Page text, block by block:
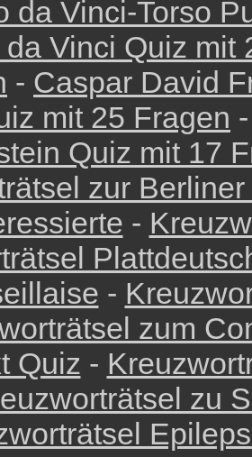
da Vinci-Torso
Vinci Quiz mit
- Caspar David
mit 25 Fragen
Quiz mit 17
zur
-
-
zum
Quiz -
zu